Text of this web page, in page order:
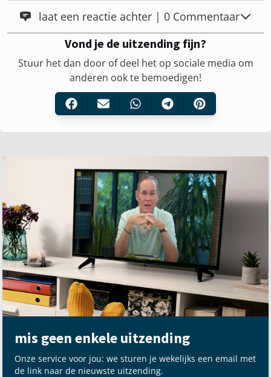
laat een reactie achter | 0 Commentaar
Vond je de uitzending fijn?
Stuur het dan door of deel het op sociale media om
anderen ook te bemoedigen!
mis geen enkele uitzending
Onze service voor jou: we sturen je wekelijks een email met
de link naar de nieuwste uitzending.